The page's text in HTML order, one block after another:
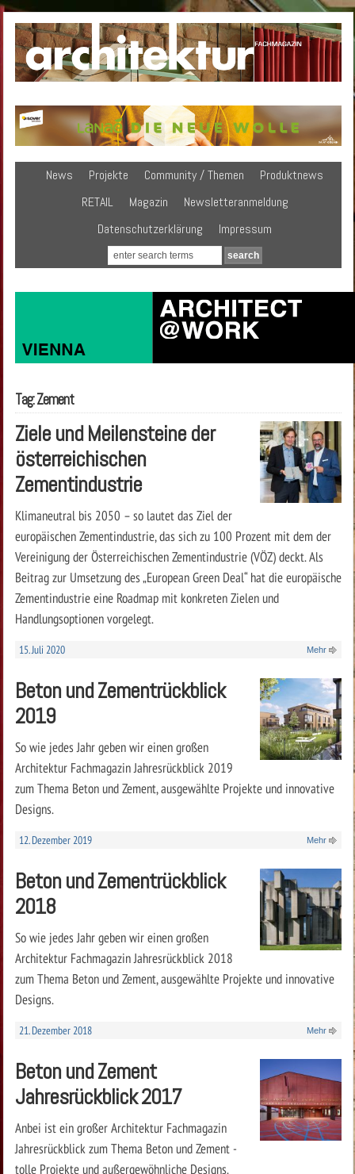
News Projekte Community / Themen
Produktnews
RETAIL
Magazin
Newsletteranmeldung
Datenschutzerklärung
Impressum
Tag: Zement
Ziele und Meilensteine der
österreichischen
Zementindustrie
Klimaneutral bis 2050 – so lautet das Ziel der
europäischen Zementindustrie, das sich zu 100 Prozent mit dem der
Vereinigung der Österreichischen Zementindustrie (VÖZ) deckt. Als
Beitrag zur Umsetzung des „European Green Deal“ hat die europäische
Zementindustrie eine Roadmap mit konkreten Zielen und
Handlungsoptionen vorgelegt.
15. Juli 2020 Mehr
Beton und Zementrückblick
2019
So wie jedes Jahr geben wir einen großen
Architektur Fachmagazin Jahresrückblick 2019
zum Thema Beton und Zement, ausgewählte Projekte und innovative
Designs.
12. Dezember 2019 Mehr
Beton und Zementrückblick
2018
So wie jedes Jahr geben wir einen großen
Architektur Fachmagazin Jahresrückblick 2018
zum Thema Beton und Zement, ausgewählte Projekte und innovative
Designs.
21. Dezember 2018 Mehr
Beton und Zement
Jahresrückblick 2017
Anbei ist ein großer Architektur Fachmagazin
Jahresrückblick zum Thema Beton und Zement -
tolle Projekte und außergewöhnliche Designs.